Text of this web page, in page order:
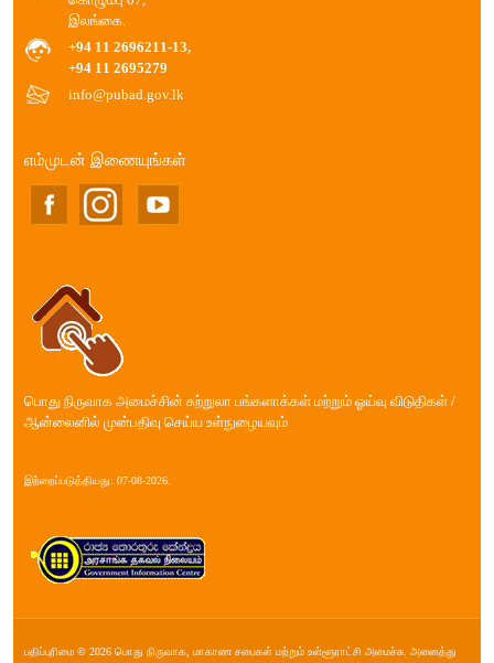
இலங்கை.
+94 11 2696211-13,
+94 11 2695279
info@pubad.gov.lk
எம்முடன் இணையுங்கள்
பொது நிருவாக அமைச்சின் சுற்றுலா பங்களாக்கள் மற்றும் ஓய்வு விடுதிகள் /
ஆன்லைனில் முன்பதிவு செய்ய உள்நுழையவும்
இற்றைப்படுத்தியது: 07-08-2026.
பதிப்புரிமை © 2026 பொது நிருவாக, மாகாண சபை௧ள் மற்றும் உள்ளூராட்சி அமைச்சு. அனைத்து